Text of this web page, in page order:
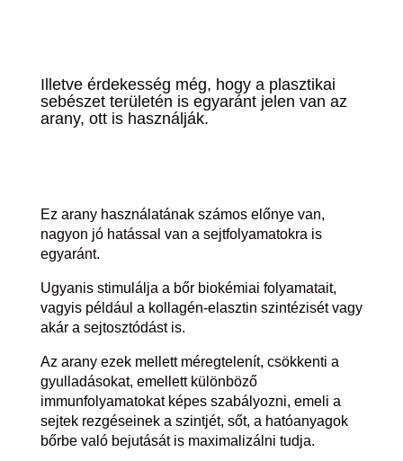
Illetve érdekesség még, hogy a plasztikai
sebészet területén is egyaránt jelen van az
arany, ott is használják.
Ez arany használatának számos előnye van,
nagyon jó hatással van a sejtfolyamatokra is
egyaránt.
Ugyanis stimulálja a bőr biokémiai folyamatait,
vagyis például a kollagén-elasztin szintézisét vagy
akár a sejtosztódást is.
Az arany ezek mellett méregtelenít, csökkenti a
gyulladásokat, emellett különböző
immunfolyamatokat képes szabályozni, emeli a
sejtek rezgéseinek a szintjét, sőt, a hatóanyagok
bőrbe való bejutását is maximalizálni tudja.